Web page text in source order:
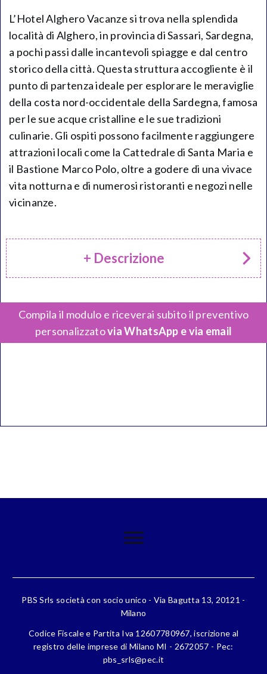
L’Hotel Alghero Vacanze si trova nella splendida
località di Alghero, in provincia di Sassari, Sardegna,
a pochi passi dalle incantevoli spiagge e dal centro
storico della città. Questa struttura accogliente è il
punto di partenza ideale per esplorare le meraviglie
della costa nord-occidentale della Sardegna, famosa
per le sue acque cristalline e le sue tradizioni
culinarie. Gli ospiti possono facilmente raggiungere
attrazioni locali come la Cattedrale di Santa Maria e
il Bastione Marco Polo, oltre a godere di una vivace
vita notturna e di numerosi ristoranti e negozi nelle
vicinanze.
+ Descrizione
Compila il modulo e riceverai subito il preventivo
personalizzatovia WhatsApp e via email
PBS Srls società con socio unico - Via Bagutta 13, 20121 -
Milano
Codice Fiscale e Partita Iva 12607780967, iscrizione al
registro delle imprese di Milano MI - 2672057 - Pec:
pbs_srls@pec.it